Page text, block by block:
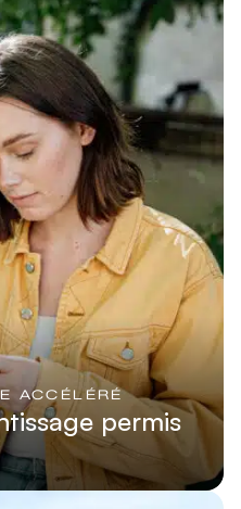
ACCÉLÉRÉ
permis